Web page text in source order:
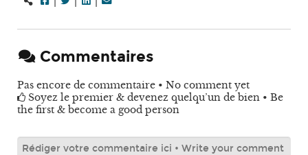
Commentaires
Pas encore de commentaire • No comment yet
Soyez le premier & devenez quelqu’un de bien • Be
the first & become a good person